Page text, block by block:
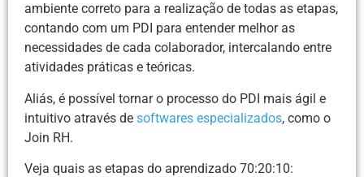
ambiente correto para a realização de todas as etapas,
contando com um PDI para entender melhor as
necessidades de cada colaborador, intercalando entre
atividades práticas e teóricas.
Aliás, é possível tornar o processo do PDI mais ágil e
intuitivo através de softwares especializados, como o
Join RH.
Veja quais as etapas do aprendizado 70:20:10: